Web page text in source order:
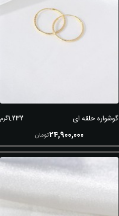
گوشواره حلقه ای 1.232گرم
24,900,000تومان